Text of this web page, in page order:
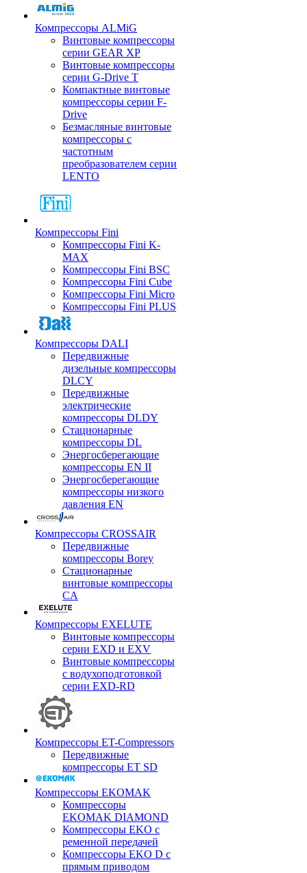
Компрессоры ALMiG
Винтовые компрессоры
серии GEAR XP
Винтовые компрессоры
серии G-Drive T
Компактные винтовые
компрессоры серии F-
Drive
Безмасляные винтовые
компрессоры с
частотным
преобразователем серии
LENTO
Компрессоры Fini
Компрессоры Fini K-
MAX
Компрессоры Fini BSC
Компрессоры Fini Cube
Компрессоры Fini Micro
Компрессоры Fini PLUS
Компрессоры DALI
Передвижные
дизельные компрессоры
DLCY
Передвижные
электрические
компрессоры DLDY
Стационарные
компрессоры DL
Энергосберегающие
компрессоры EN II
Энергосберегающие
компрессоры низкого
давления EN
Компрессоры CROSSAIR
Передвижные
компрессоры Borey
Стационарные
винтовые компрессоры
CA
Компрессоры EXELUTE
Винтовые компрессоры
серии EXD и EXV
Винтовые компрессоры
с водухоподготовкой
серии EXD-RD
Компрессоры ET-Compressors
Передвижные
компрессоры ET SD
Компрессоры EKOMAK
Компрессоры
EKOMAK DIAMOND
Компрессоры EKO c
ременной передачей
Компрессоры EKO D с
прямым приводом